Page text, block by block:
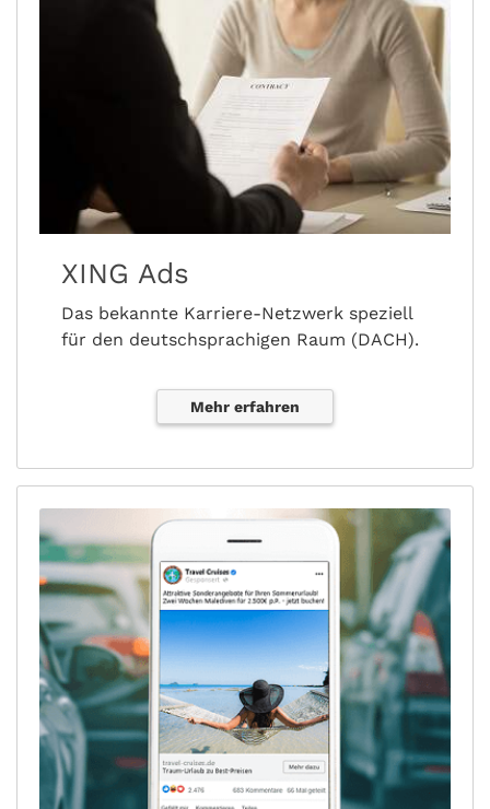
XING Ads
Das bekannte Karriere-Netzwerk speziell
für den deutschsprachigen Raum (DACH).
Mehr erfahren